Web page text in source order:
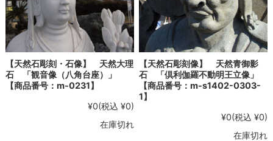
【天然石彫刻・石像】 天然大理
石 「観音像（八角台座）」
【商品番号：m-0231】
¥0(税込 ¥0)
在庫切れ
【天然石彫刻像】 天然青御影
石 「倶利伽羅不動明王立像」
【商品番号：m-s1402-0303-
1】
¥0(税込 ¥0)
在庫切れ